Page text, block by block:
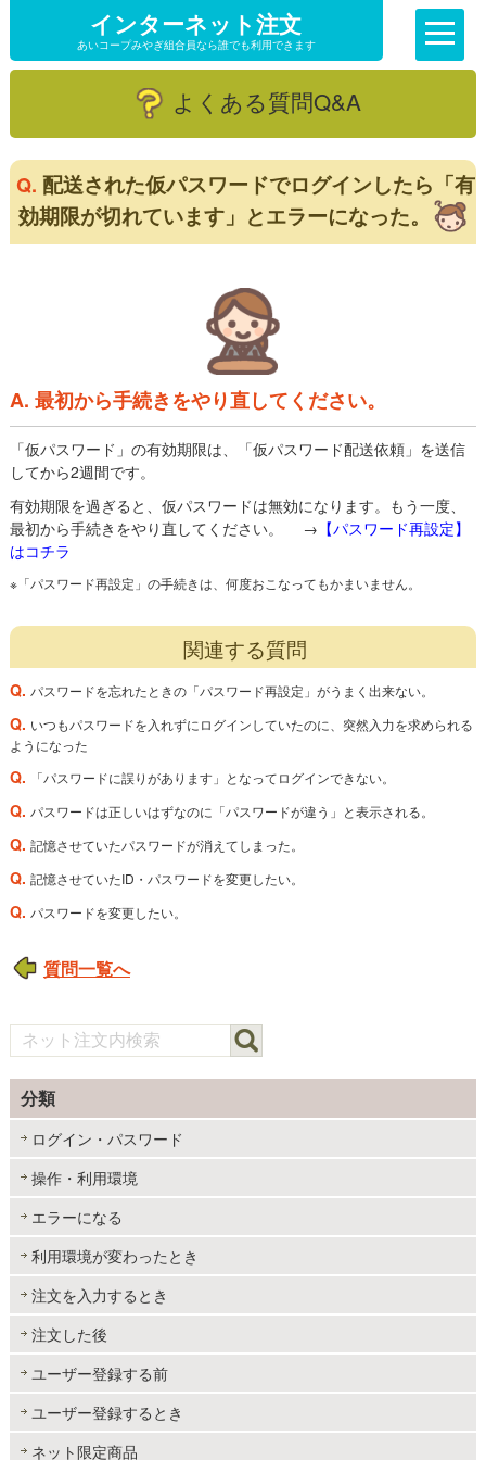
インターネット注文
あいコープみやぎ組合員なら誰でも利用できます
よくある質問Q&A
Q. 配送された仮パスワードでログインしたら「有
効期限が切れています」とエラーになった。
A. 最初から手続きをやり直してください。
「仮パスワード」の有効期限は、「仮パスワード配送依頼」を送信
してから2週間です。
有効期限を過ぎると、仮パスワードは無効になります。もう一度、
最初から手続きをやり直してください。 → 【パスワード再設定】
はコチラ
※「パスワード再設定」の手続きは、何度おこなってもかまいません。
関連する質問
Q. パスワードを忘れたときの「パスワード再設定」がうまく出来ない。
Q. いつもパスワードを入れずにログインしていたのに、突然入力を求められる
ようになった
Q. 「パスワードに誤りがあります」となってログインできない。
Q. パスワードは正しいはずなのに「パスワードが違う」と表示される。
Q. 記憶させていたパスワードが消えてしまった。
Q. 記憶させていたID・パスワードを変更したい。
Q. パスワードを変更したい。
質問一覧へ
分類
ログイン・パスワード
操作・利用環境
エラーになる
利用環境が変わったとき
注文を入力するとき
注文した後
ユーザー登録する前
ユーザー登録するとき
ネット限定商品